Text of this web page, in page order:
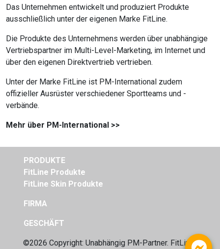
Das Unternehmen entwickelt und produziert Produkte
ausschließlich unter der eigenen Marke FitLine.
Die Produkte des Unternehmens werden über unabhängige
Vertriebspartner im Multi-Level-Marketing, im Internet und
über den eigenen Direktvertrieb vertrieben.
Unter der Marke FitLine ist PM-International zudem
offizieller Ausrüster verschiedener Sportteams und -
verbände.
Mehr über PM-International >>
PRODUKTE
FitLine Produkte
FitLine Skin Produkte
FIRMA
GESCHÄFT
©2026 Copyright: Unabhängig PM-Partner. FitLine-